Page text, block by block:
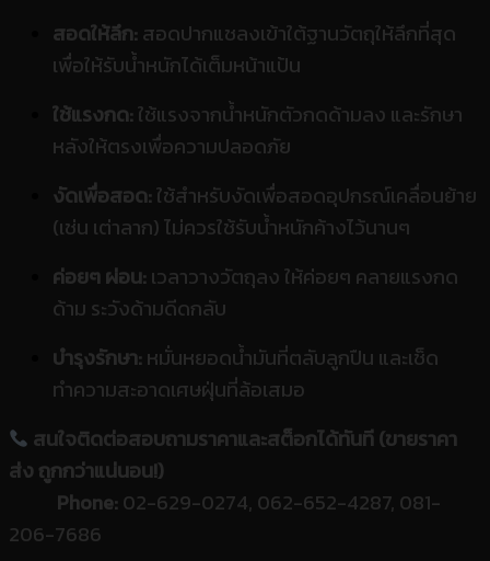
สอดให้ลึก: สอดปากแชลงเข้าใต้ฐานวัตถุให้ลึกที่สุด
เพื่อให้รับน้ำหนักได้เต็มหน้าแป้น
ใช้แรงกด:ใช้แรงจากน้ำหนักตัวกดด้ามลง และรักษา
หลังให้ตรงเพื่อความปลอดภัย
งัดเพื่อสอด:ใช้สำหรับงัดเพื่อสอดอุปกรณ์เคลื่อนย้าย
(เช่น เต่าลาก) ไม่ควรใช้รับน้ำหนักค้างไว้นานๆ
ค่อยๆ ผ่อน: เวลาวางวัตถุลง ให้ค่อยๆ คลายแรงกด
ด้าม ระวังด้ามดีดกลับ
บำรุงรักษา: หมั่นหยอดน้ำมันที่ตลับลูกปืน และเช็ด
ทำความสะอาดเศษฝุ่นที่ล้อเสมอ
สนใจติดต่อสอบถามราคาและสต็อกได้ทันที (ขายราคา
ส่ง ถูกกว่าแน่นอน!)
Phone: 02-629-0274, 062-652-4287, 081-
206-7686